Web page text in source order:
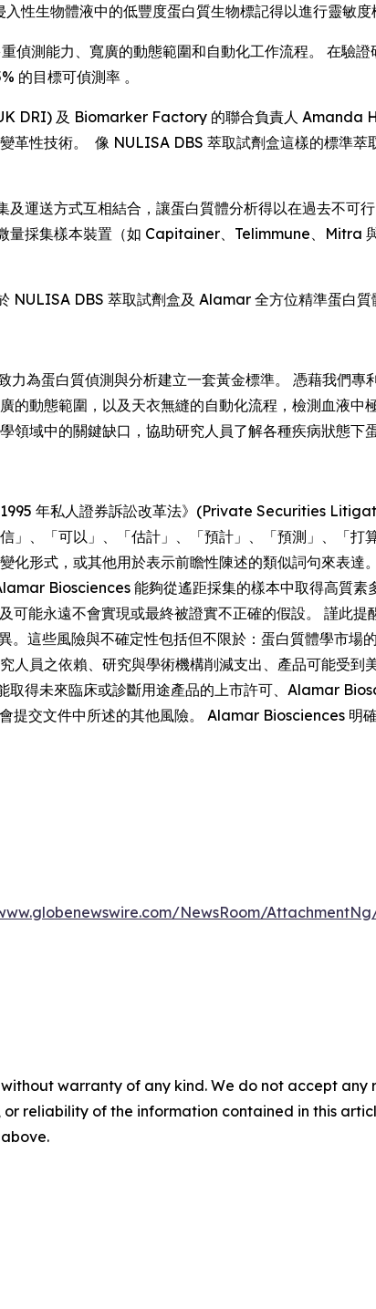
性生物體液中的低豐度蛋白質生物標記得以進行靈敏度
偵測能力、寬廣的動態範圍和自動化工作流程。 在驗
的目標可偵測率 。
DRI) 及 Biomarker Factory 的聯合負責人 Amanda
革性技術。 像 NULISA DBS 萃取試劑盒這樣的標準萃
運送方式互相結合，讓蛋白質體分析得以在過去不可
量採集樣本裝置（如 Capitainer、Telimmune、Mitra
NULISA DBS 萃取試劑盒及 Alamar 全方位精準蛋白
力為蛋白質偵測與分析建立一套黃金標準。 憑藉我們
的動態範圍，以及天衣無縫的自動化流程，檢測血液
領域中的關鍵缺口，協助研究人員了解各種疾病狀態下
年私人證券訴訟改革法》(Private Securities
」、「可以」、「估計」、「預計」、「預測」、「
化形式，或其他用於表示前瞻性陳述的類似詞句來表
Biosciences 能夠從遙距採集的樣本中取得高質
能永遠不會實現或最終被證實不正確的假設。 謹此
這些風險與不確定性包括但不限於：蛋白質體學市場
人員之依賴、研究與學術機構削減支出、產品可能受到
得未來臨床或診斷用途產品的上市許可、Alamar
交文件中所述的其他風險。 Alamar Biosciences 明
NewsRoom/
warranty of any kind. We do not accept
reliability of the information contained in this